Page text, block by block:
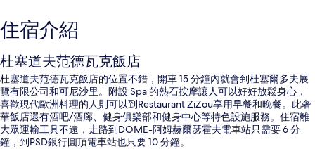
住宿介紹
杜塞道夫范德瓦克飯店
杜塞道夫范德瓦克飯店的位置不錯，開車 15 分鐘內就會到杜塞爾多夫展
覽有限公司和可尼沙里。附設 Spa 的熱石按摩讓人可以好好放鬆身心，
喜歡現代歐洲料理的人則可以到Restaurant ZiZou享用早餐和晚餐。此奢
華飯店還有酒吧/酒廊、健身俱樂部和健身中心等特色設施服務。住宿離
大眾運輸工具不遠，走路到DOME-阿姆赫爾瑟霍夫電車站只需要 6 分
鐘，到PSD銀行圓頂電車站也只要 10 分鐘。